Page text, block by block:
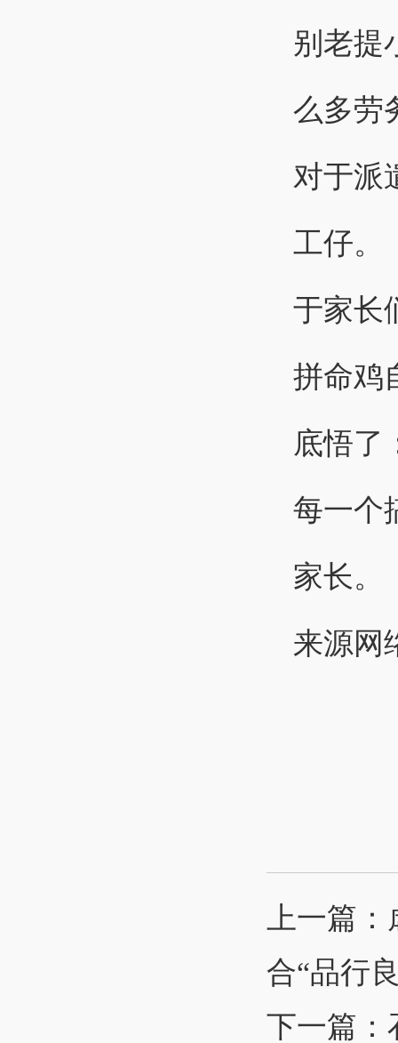
别老提
么多劳
对于派
工仔。
于家长
拼命鸡
底悟了
每一个
家长。
来源网
上一篇：
合“品行
下一篇：